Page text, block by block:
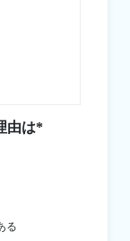
由は*
る